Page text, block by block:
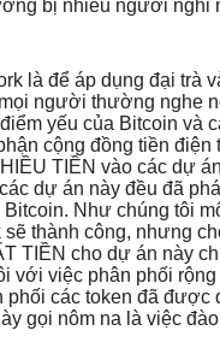
bị nhiều người nghi
là để áp dụng đại trà
người thường nghe
yếu của Bitcoin và
cộng đồng tiền
TIỀN vào các dự
dự án này đều đã
Như chúng tôi
thành công, nhưng
TIỀN cho dự án này
với việc phân phối
phối các token đã được
gọi nôm na là việc